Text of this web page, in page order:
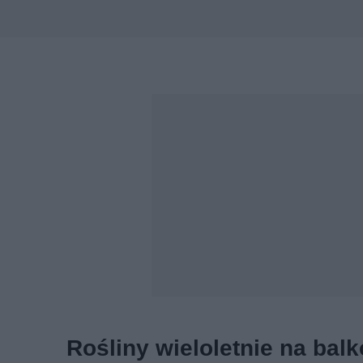
Rośliny wieloletnie na